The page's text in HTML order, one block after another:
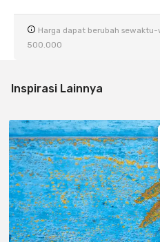
Harga dapat berubah
500.000
Inspirasi Lainnya